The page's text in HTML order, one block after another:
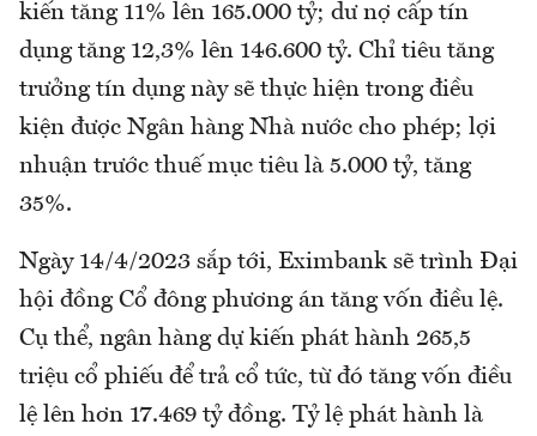
kiến tăng 11% lên 165.000 tỷ; dư nợ cấp tín
dụng tăng 12,3% lên 146.600 tỷ. Chỉ tiêu tăng
trưởng tín dụng này sẽ thực hiện trong điều
kiện được Ngân hàng Nhà nước cho phép; lợi
nhuận trước thuế mục tiêu là 5.000 tỷ, tăng
35%.
Ngày 14/4/2023 sắp tới, Eximbank sẽ trình Đại
hội đồng Cổ đông phương án tăng vốn điều lệ.
Cụ thể, ngân hàng dự kiến phát hành 265,5
triệu cổ phiếu để trả cổ tức, từ đó tăng vốn điều
lệ lên hơn 17.469 tỷ đồng. Tỷ lệ phát hành là